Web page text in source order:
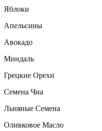
Яблоки
Апельсины
Авокадо
Миндаль
Грецкие Орехи
Семена Чиа
Льняные Семена
Оливковое Масло